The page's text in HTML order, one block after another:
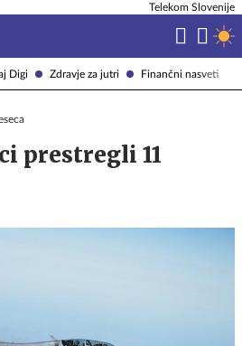
Digi Zdravje za jutri Finančni nasveti
Telekom Slovenije
prestregli 11